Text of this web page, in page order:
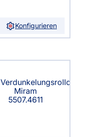
Konfigurieren
Verdunkelungsrollo
Miram
5507.4611